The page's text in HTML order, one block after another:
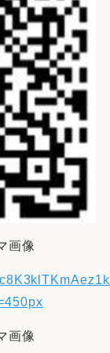
画像
画像